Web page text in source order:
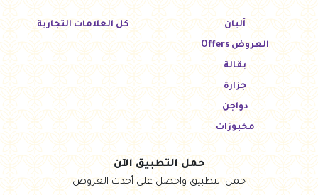
ألبان
العروض Offers
بقالة
جزارة
دواجن
مخبوزات
كل العلامات التجارية
حمل التطبيق الآن
حمل التطبيق واحصل على أحدث العروض